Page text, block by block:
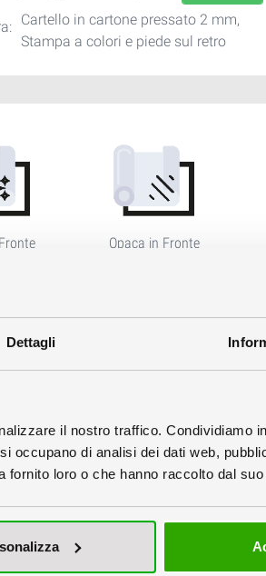
Dettagli
il nostro traffico. Condividiamo
occupano di analisi dei dati web,
loro o che hanno raccolto dal
Cartello in cartone pressato 2 mm,
Stampa a colori e piede sul retro
Opaca in Fronte